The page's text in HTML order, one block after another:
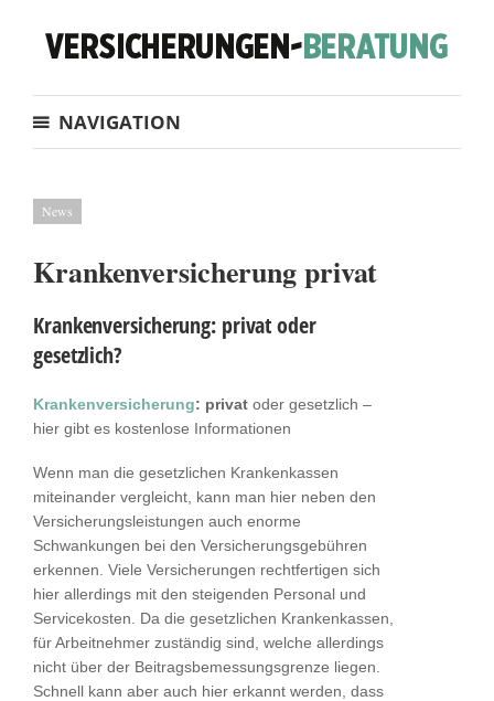
NAVIGATION
News
Krankenversicherung privat
Krankenversicherung: privat oder
gesetzlich?
Krankenversicherung: privat oder gesetzlich –
hier gibt es kostenlose Informationen
Wenn man die gesetzlichen Krankenkassen
miteinander vergleicht, kann man hier neben den
Versicherungsleistungen auch enorme
Schwankungen bei den Versicherungsgebühren
erkennen. Viele Versicherungen rechtfertigen sich
hier allerdings mit den steigenden Personal und
Servicekosten. Da die gesetzlichen Krankenkassen,
für Arbeitnehmer zuständig sind, welche allerdings
nicht über der Beitragsbemessungsgrenze liegen.
Schnell kann aber auch hier erkannt werden, dass